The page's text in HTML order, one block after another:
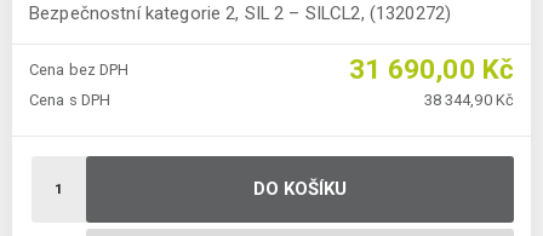
Bezpečnostní kategorie 2, SIL 2 – SILCL2, (1320272)
Cena bez DPH 31 690,00 Kč
Cena s DPH 38 344,90 Kč
DO KOŠÍKU